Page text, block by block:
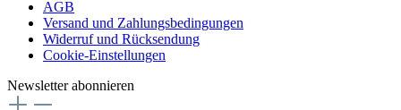
AGB
Versand und Zahlungsbedingungen
Widerruf und Rücksendung
Cookie-Einstellungen
Newsletter abonnieren